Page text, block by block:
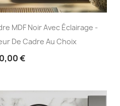
MDF Noir Avec Éclairage -
De Cadre Au Choix
€